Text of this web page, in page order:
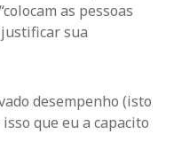
as pessoas
justificar sua
desempenho (isto
que eu a capacito